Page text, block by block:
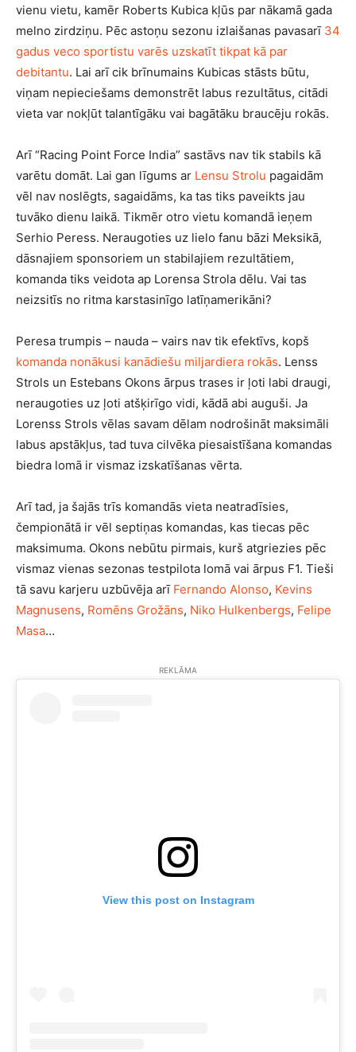
vienu vietu, kamēr Roberts Kubica kļūs par nākamā gada
melno zirdziņu. Pēc astoņu sezonu izlaišanas pavasarī 34
gadus veco sportistu varēs uzskatīt tikpat kā par
debitantu. Lai arī cik brīnumains Kubicas stāsts būtu,
viņam nepieciešams demonstrēt labus rezultātus, citādi
vieta var nokļūt talantīgāku vai bagātāku braucēju rokās.
Arī “Racing Point Force India” sastāvs nav tik stabils kā
varētu domāt. Lai gan līgums ar Lensu Strolu pagaidām
vēl nav noslēgts, sagaidāms, ka tas tiks paveikts jau
tuvāko dienu laikā. Tikmēr otro vietu komandā ieņem
Serhio Peress. Neraugoties uz lielo fanu bāzi Meksikā,
dāsnajiem sponsoriem un stabilajiem rezultātiem,
komanda tiks veidota ap Lorensa Strola dēlu. Vai tas
neizsitīs no ritma karstasinīgo latīņamerikāni?
Peresa trumpis – nauda – vairs nav tik efektīvs, kopš
komanda nonākusi kanādiešu miljardiera rokās. Lenss
Strols un Estebans Okons ārpus trases ir ļoti labi draugi,
neraugoties uz ļoti atšķirīgo vidi, kādā abi auguši. Ja
Lorenss Strols vēlas savam dēlam nodrošināt maksimāli
labus apstākļus, tad tuva cilvēka piesaistīšana komandas
biedra lomā ir vismaz izskatīšanas vērta.
Arī tad, ja šajās trīs komandās vieta neatradīsies,
čempionātā ir vēl septiņas komandas, kas tiecas pēc
maksimuma. Okons nebūtu pirmais, kurš atgriezies pēc
vismaz vienas sezonas testpilota lomā vai ārpus F1. Tieši
tā savu karjeru uzbūvēja arī Fernando Alonso, Kevins
Magnusens, Romēns Grožāns, Niko Hulkenbergs, Felipe
Masa…
REKLĀMA
View this post on Instagram